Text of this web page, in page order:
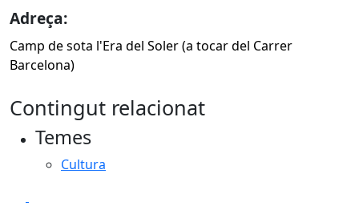
Adreça:
Camp de sota l'Era del Soler (a tocar del Carrer
Barcelona)
Contingut relacionat
Temes
Cultura